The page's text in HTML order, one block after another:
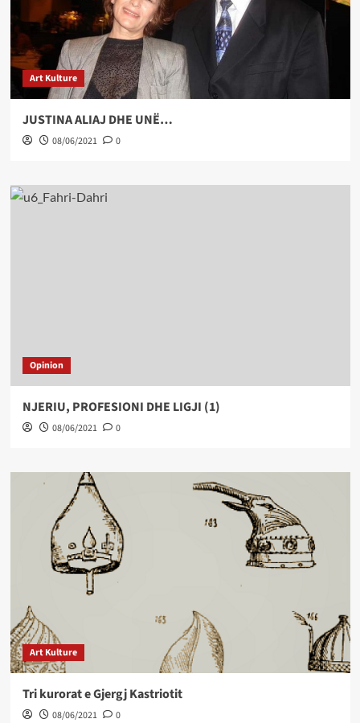
Art Kulture
JUSTINA ALIAJ DHE UNË…
08/06/2021 0
Opinion
NJERIU, PROFESIONI DHE LIGJI (1)
08/06/2021 0
Art Kulture
Tri kurorat e Gjergj Kastriotit
08/06/2021 0